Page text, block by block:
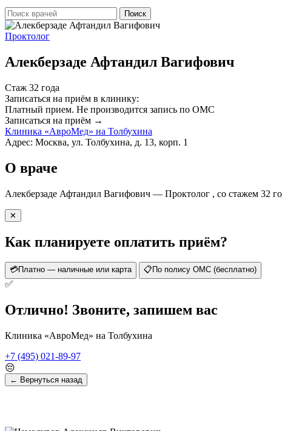
Проктолог
Алекберзаде Афтандил Вагифович
Стаж 32 года
Записаться на приём в клинику:
Платный прием. Не производится запись по ОМС
Записаться на приём →
Клиника «АвроМед» на Толбухина
Адрес: Москва, ул. Толбухина, д. 13, корп. 1
О враче
Алекберзаде Афтандил Вагифович — Проктолог , со стажем 32
✕
Как планируете оплатить приём?
💳Платно — наличные или карта 📋 По полису ОМС (бесплатно)
✅
Отлично! Звоните, запишем вас
Клиника «АвроМед» на Толбухина
+7 (495) 021-89-97
😔
← Вернуться назад